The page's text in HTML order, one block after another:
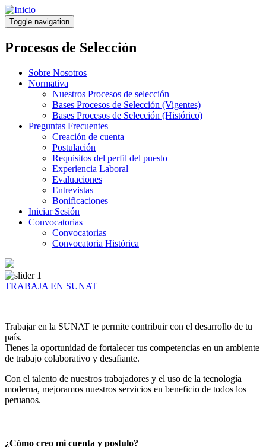
Pasar
al
contenido
principal
Toggle navigation
Procesos de Selección
Sobre Nosotros
Normativa
Nuestros Procesos de selección
Bases Procesos de Selección (Vigentes)
Bases Procesos de Selección (Histórico)
Preguntas Frecuentes
Creación de cuenta
Postulación
Requisitos del perfil del puesto
Experiencia Laboral
Evaluaciones
Entrevistas
Bonificaciones
Iniciar Sesión
Convocatorias
Convocatorias
Convocatoria Histórica
TRABAJA EN SUNAT
Trabajar en la SUNAT te permite contribuir con el desarrollo de tu
país.
Tienes la oportunidad de fortalecer tus competencias en un ambiente
de trabajo colaborativo y desafiante.
Con el talento de nuestros trabajadores y el uso de la tecnología
moderna, mejoramos nuestros servicios en beneficio de todos los
peruanos.
¿Cómo creo mi cuenta y postulo?